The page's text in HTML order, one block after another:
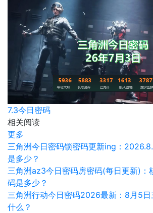
7.3今日密码
相关阅读
更多
三角洲今日密码锁密码更新ing：
是多少？
三角洲az3今日密码房密码(每日更新)：
码是多少？
三角洲行动今日密码2026最新：8月5日
什么？